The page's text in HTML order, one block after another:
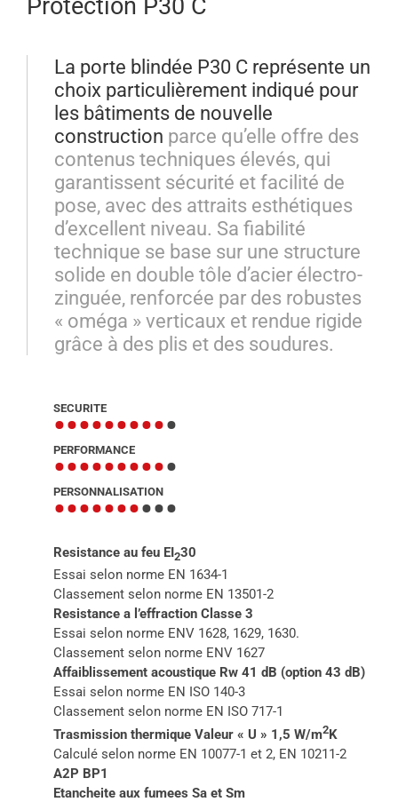
Protection P30 C
La porte blindée P30 C représente un
choix particulièrement indiqué pour
les bâtiments de nouvelle
construction parce qu’elle offre des
contenus techniques élevés, qui
garantissent sécurité et facilité de
pose, avec des attraits esthétiques
d’excellent niveau. Sa fiabilité
technique se base sur une structure
solide en double tôle d’acier électro-
zinguée, renforcée par des robustes
« oméga » verticaux et rendue rigide
grâce à des plis et des soudures.
SECURITE
••••••••••
PERFORMANCE
••••••••••
PERSONNALISATION
••••••••••
Resistance au feu EI230
Essai selon norme EN 1634-1
Classement selon norme EN 13501-2
Resistance a l’effraction Classe 3
Essai selon norme ENV 1628, 1629, 1630.
Classement selon norme ENV 1627
Affaiblissement acoustique Rw 41 dB (option 43 dB)
Essai selon norme EN ISO 140-3
Classement selon norme EN ISO 717-1
Trasmission thermique Valeur « U » 1,5 W/m2K
Calculé selon norme EN 10077-1 et 2, EN 10211-2
A2P BP1
Etancheite aux fumees Sa et Sm